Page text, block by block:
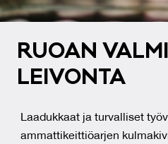
RUOAN
LEI­VON­TA
Laadukkaat ja turvalliset
ammattikeittiöarjen